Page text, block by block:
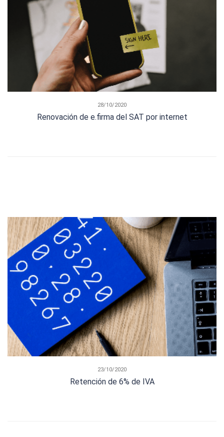
28/10/2020
Renovación de e.firma del SAT por internet
23/10/2020
Retención de 6% de IVA